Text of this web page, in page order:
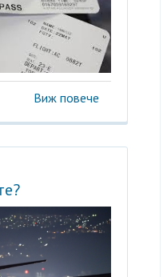
Виж повече